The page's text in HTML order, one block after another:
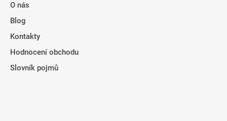
O nás
Blog
Kontakty
Hodnocení obchodu
Slovník pojmů